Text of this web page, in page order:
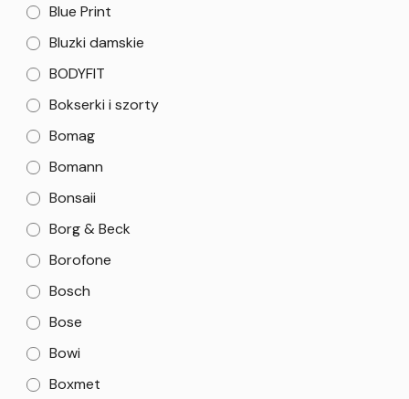
Blue Print
Bluzki damskie
BODYFIT
Bokserki i szorty
Bomag
Bomann
Bonsaii
Borg & Beck
Borofone
Bosch
Bose
Bowi
Boxmet